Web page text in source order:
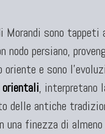
Morandi sono
nodo persiano,
oriente e sono
, interpretano
delle antiche
una finezza di